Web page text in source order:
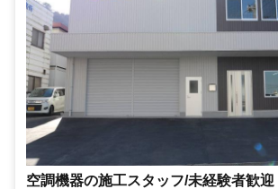
空調機器の施工スタッフ/未経験者歓迎